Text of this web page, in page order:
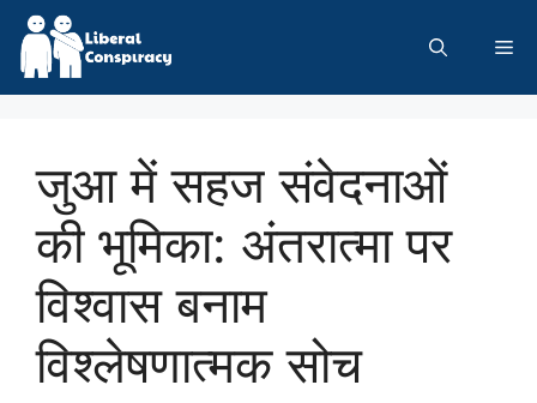
Skip
content
जुआ में सहज संवेदनाओं
की भूमिका: अंतरात्मा पर
विश्वास बनाम
विश्लेषणात्मक सोच